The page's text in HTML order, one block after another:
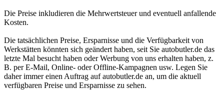
Die Preise inkludieren die Mehrwertsteuer und eventuell anfallende
Kosten.
Die tatsächlichen Preise, Ersparnisse und die Verfügbarkeit von
Werkstätten könnten sich geändert haben, seit Sie autobutler.de das
letzte Mal besucht haben oder Werbung von uns erhalten haben, z.
B. per E-Mail, Online- oder Offline-Kampagnen usw. Legen Sie
daher immer einen Auftrag auf autobutler.de an, um die aktuell
verfügbaren Preise und Ersparnisse zu sehen.